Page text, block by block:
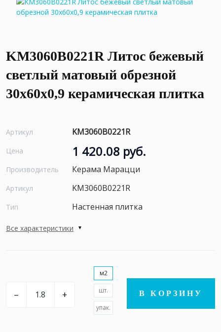
KM3060B0221R Литос бежевый
светлый матовый обрезной
30x60x0,9 керамическая плитка
Артикул KM3060B0221R
Цена 1 420.08 руб.
Производитель Керама Марацци
Артикул KM3060B0221R
Тип Настенная плитка
Все характеристики
– +
м2
шт.
упак.
В КОРЗИНУ